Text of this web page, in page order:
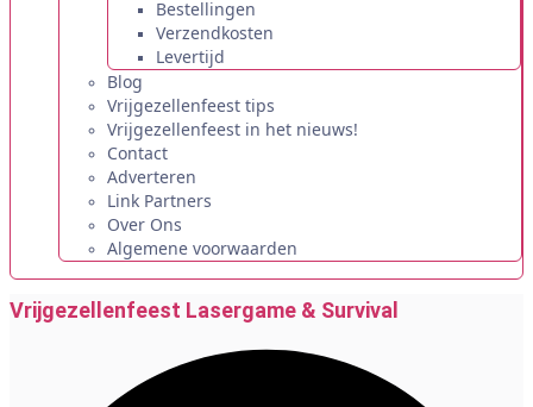
Bestellingen
Verzendkosten
Levertijd
Blog
Vrijgezellenfeest tips
Vrijgezellenfeest in het nieuws!
Contact
Adverteren
Link Partners
Over Ons
Algemene voorwaarden
Vrijgezellenfeest Lasergame & Survival